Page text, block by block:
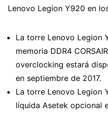
Lenovo Legion Y920 en
La torre Lenovo Legion
memoria DDR4
overclocking estará
en septiembre de 2017.
La torre Lenovo Legion
líquida Asetek opcional